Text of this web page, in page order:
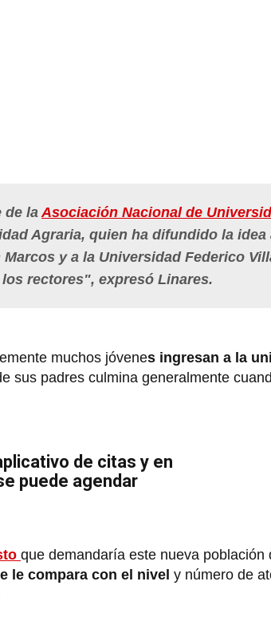
de laAsociación Nacional de
Agraria, quien ha difundido la idea
y a la Universidad Federico
rectores", expresó Linares.
muchos jóvenes ingresan a la
sus padres culmina generalmente
de citas y en
puede agendar
que demandaría este nueva población
le compara con el nivel y número de